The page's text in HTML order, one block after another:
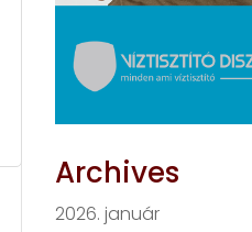
Archives
2026. január